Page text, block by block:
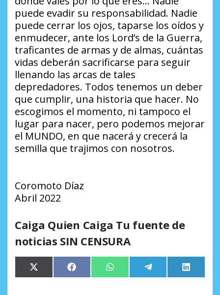
puede evadir su responsabilidad. Nadie
puede cerrar los ojos, taparse los oídos y
enmudecer, ante los Lord’s de la Guerra,
traficantes de armas y de almas, cuántas
vidas deberán sacrificarse para seguir
llenando las arcas de tales
depredadores. Todos tenemos un deber
que cumplir, una historia que hacer. No
escogimos el momento, ni tampoco el
lugar para nacer, pero podemos mejorar
el MUNDO, en que nacerá y crecerá la
semilla que trajimos con nosotros.
Coromoto Díaz
Abril 2022
Caiga Quien Caiga Tu fuente de
noticias SIN CENSURA
Compartir
en
X
(Twitter)
Compartir
en
Facebook Compartir
en
WhatsApp Compartir
en
Telegram
en
LinkedIn